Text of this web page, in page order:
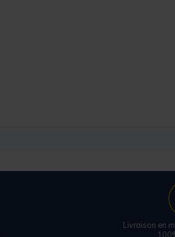
Livraison en